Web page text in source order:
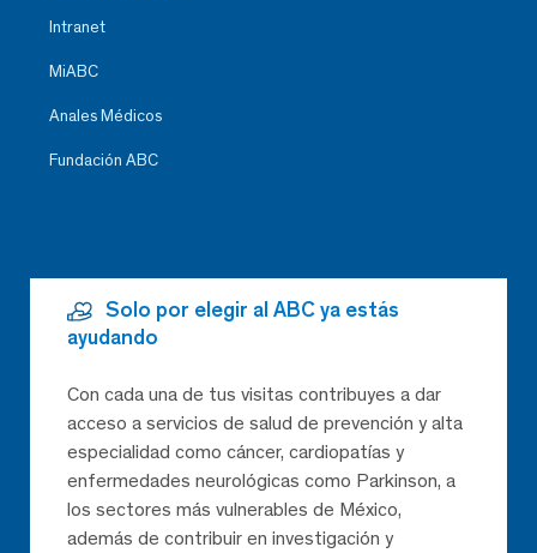
Intranet
MiABC
Anales Médicos
Fundación ABC
Solo por elegir al ABC ya estás
ayudando
Con cada una de tus visitas contribuyes a dar
acceso a servicios de salud de prevención y alta
especialidad como cáncer, cardiopatías y
enfermedades neurológicas como Parkinson, a
los sectores más vulnerables de México,
además de contribuir en investigación y